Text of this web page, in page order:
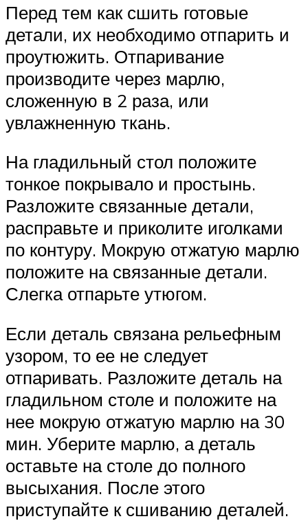
Перед тем как сшить готовые
детали, их необходимо отпарить и
проутюжить. Отпаривание
производите через марлю,
сложенную в 2 раза, или
увлажненную ткань.
На гладильный стол положите
тонкое покрывало и простынь.
Разложите связанные детали,
расправьте и приколите иголками
по контуру. Мокрую отжатую марлю
положите на связанные детали.
Слегка отпарьте утюгом.
Если деталь связана рельефным
узором, то ее не следует
отпаривать. Разложите деталь на
гладильном столе и положите на
нее мокрую отжатую марлю на 30
мин. Уберите марлю, а деталь
оставьте на столе до полного
высыхания. После этого
приступайте к сшиванию деталей.